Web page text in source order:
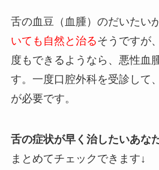
舌の血豆（血腫）のだいたい
いても自然と治るそうですが
度もできるようなら、悪性血
す。一度口腔外科を受診して
が必要です。
舌の症状が早く治したいあな
まとめてチェックできます↓